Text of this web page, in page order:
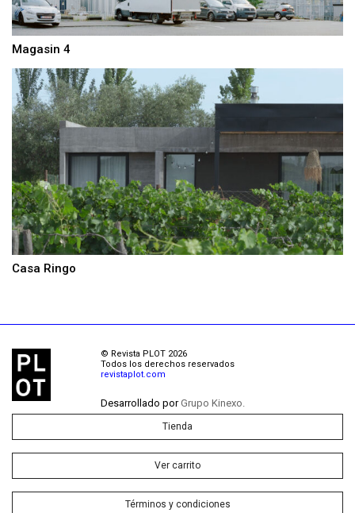
Magasin 4
Casa Ringo
© Revista PLOT 2026
Todos los derechos reservados
revistaplot.com
Desarrollado porGrupo Kinexo.
Tienda
Ver carrito
Términos y condiciones